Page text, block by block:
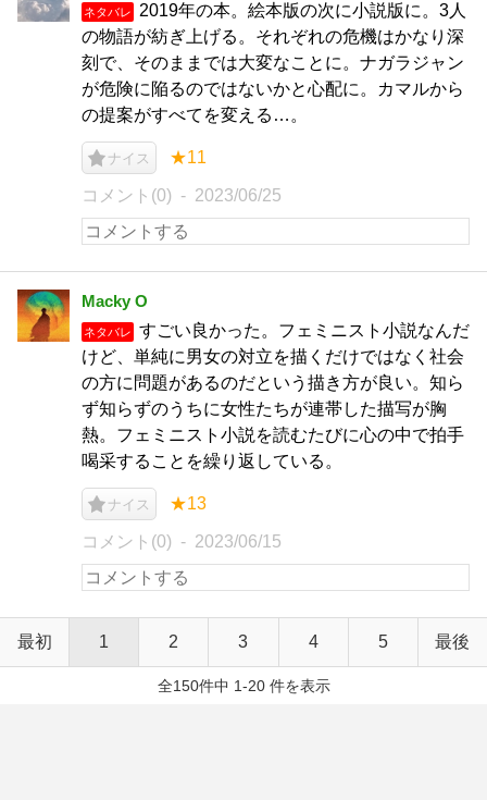
ネタバレ
2019年の本。絵本版の次に小説版に。3人
の物語が紡ぎ上げる。それぞれの危機はかなり深
刻で、そのままでは大変なことに。ナガラジャン
が危険に陥るのではないかと心配に。カマルから
の提案がすべてを変える…。
ナイス ★11
コメント(0) 2023/06/25
Macky O
ネタバレ
すごい良かった。フェミニスト小説なんだ
けど、単純に男女の対立を描くだけではなく社会
の方に問題があるのだという描き方が良い。知ら
ず知らずのうちに女性たちが連帯した描写が胸
熱。フェミニスト小説を読むたびに心の中で拍手
喝采することを繰り返している。
ナイス ★13
コメント(0) 2023/06/15
最初 1 2 3 4 5 最後
全150件中 1-20 件を表示